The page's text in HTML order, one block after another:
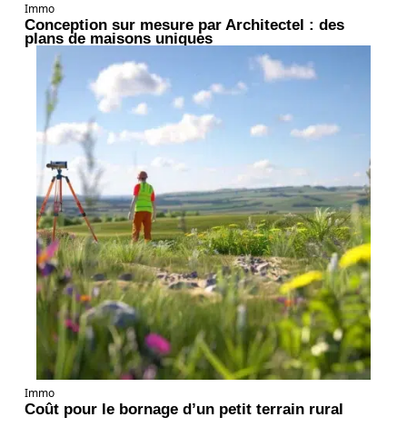
Immo
Conception sur mesure par Architectel : des
plans de maisons uniques
Immo
Coût pour le bornage d’un petit terrain rural